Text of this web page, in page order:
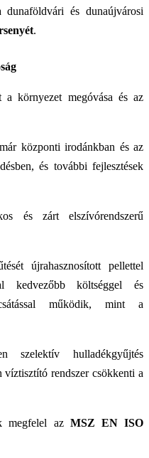
dunaföldvári és dunaújvárosi
.
környezet megóvása és az
központi irodánkban és az
és további fejlesztések
és zárt elszívórendszerű
újrahasznosított pellettel
kedvezőbb költséggel és
működik, mint a
szelektív hulladékgyűjtés
rendszer csökkenti a
megfelel az MSZ EN ISO